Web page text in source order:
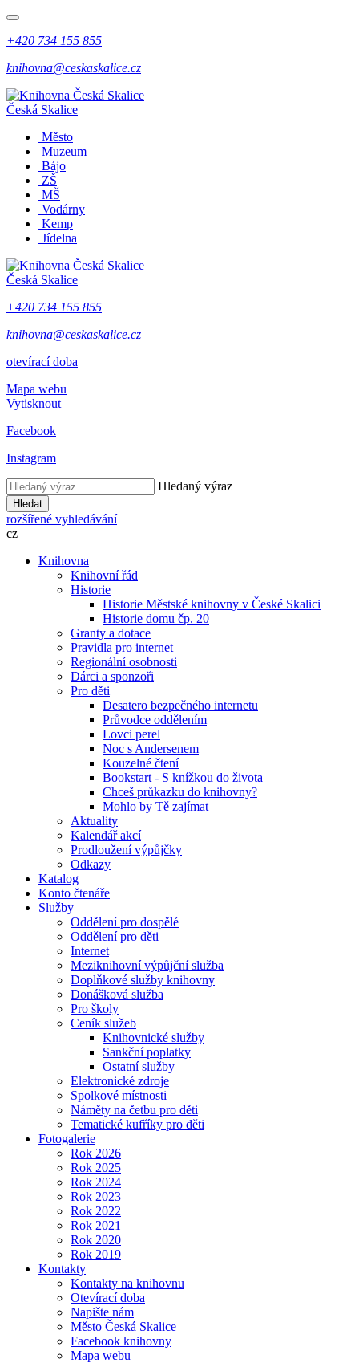
+420 734 155 855
knihovna@ceskaskalice.cz
Česká Skalice
Město
Muzeum
Bájo
ZŠ
MŠ
Vodárny
Kemp
Jídelna
Česká Skalice
+420 734 155 855
knihovna@ceskaskalice.cz
otevírací doba
Mapa webu
Vytisknout
Facebook
Instagram
Hledaný výraz
Hledat
rozšířené vyhledávání
cz
Knihovna
Knihovní řád
Historie
Historie Městské knihovny v České Skalici
Historie domu čp. 20
Granty a dotace
Pravidla pro internet
Regionální osobnosti
Dárci a sponzoři
Pro děti
Desatero bezpečného internetu
Průvodce oddělením
Lovci perel
Noc s Andersenem
Kouzelné čtení
Bookstart - S knížkou do života
Chceš průkazku do knihovny?
Mohlo by Tě zajímat
Aktuality
Kalendář akcí
Prodloužení výpůjčky
Odkazy
Katalog
Konto čtenáře
Služby
Oddělení pro dospělé
Oddělení pro děti
Internet
Meziknihovní výpůjční služba
Doplňkové služby knihovny
Donášková služba
Pro školy
Ceník služeb
Knihovnické služby
Sankční poplatky
Ostatní služby
Elektronické zdroje
Spolkové místnosti
Náměty na četbu pro děti
Tematické kufříky pro děti
Fotogalerie
Rok 2026
Rok 2025
Rok 2024
Rok 2023
Rok 2022
Rok 2021
Rok 2020
Rok 2019
Kontakty
Kontakty na knihovnu
Otevírací doba
Napište nám
Město Česká Skalice
Facebook knihovny
Mapa webu